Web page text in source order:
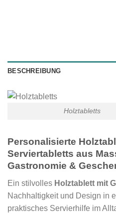
BESCHREIBUNG
Holztabletts
Personalisierte
Serviertabletts aus
Gastronomie &
Ein stilvolles Holztablett mit
Nachhaltigkeit und Design in
praktisches Servierhilfe im